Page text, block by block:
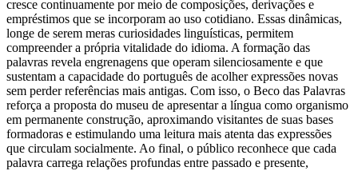
cresce continuamente por meio de composições, derivações e
empréstimos que se incorporam ao uso cotidiano. Essas dinâmicas,
longe de serem meras curiosidades linguísticas, permitem
compreender a própria vitalidade do idioma. A formação das
palavras revela engrenagens que operam silenciosamente e que
sustentam a capacidade do português de acolher expressões novas
sem perder referências mais antigas. Com isso, o Beco das Palavras
reforça a proposta do museu de apresentar a língua como organismo
em permanente construção, aproximando visitantes de suas bases
formadoras e estimulando uma leitura mais atenta das expressões
que circulam socialmente. Ao final, o público reconhece que cada
palavra carrega relações profundas entre passado e presente,